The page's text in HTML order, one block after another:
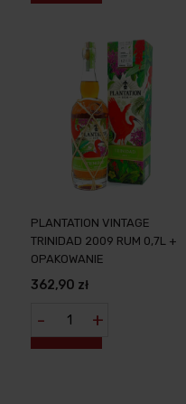
PLANTATION VINTAGE
TRINIDAD 2009 RUM 0,7L +
OPAKOWANIE
362,90 zł
- +